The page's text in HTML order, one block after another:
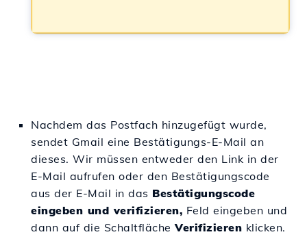
Nachdem das Postfach hinzugefügt wurde,
sendet Gmail eine Bestätigungs-E-Mail an
dieses. Wir müssen entweder den Link in der
E-Mail aufrufen oder den Bestätigungscode
aus der E-Mail in das Bestätigungscode
eingeben und verifizieren, Feld eingeben und
dann auf die SchaltflächeVerifizieren klicken.